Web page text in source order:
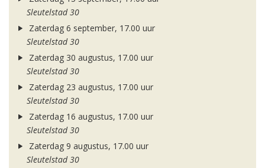
Sleutelstad 30
Zaterdag 6 september, 17.00 uur
Sleutelstad 30
Zaterdag 30 augustus, 17.00 uur
Sleutelstad 30
Zaterdag 23 augustus, 17.00 uur
Sleutelstad 30
Zaterdag 16 augustus, 17.00 uur
Sleutelstad 30
Zaterdag 9 augustus, 17.00 uur
Sleutelstad 30